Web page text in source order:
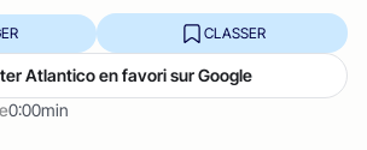
0:00min
CLASSER
Atlantico en favori sur Google